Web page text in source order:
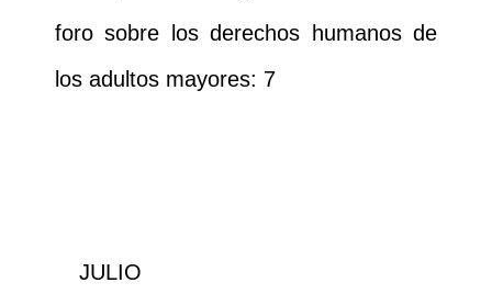
foro sobre los derechos humanos de
los adultos mayores: 7
JULIO